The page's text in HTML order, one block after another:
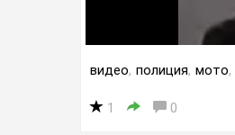
видео, полиция, мото,
1 0